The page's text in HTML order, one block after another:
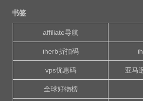
书签
affiliate导航
iherb折扣码
vps优惠码 亚马
全球好物榜